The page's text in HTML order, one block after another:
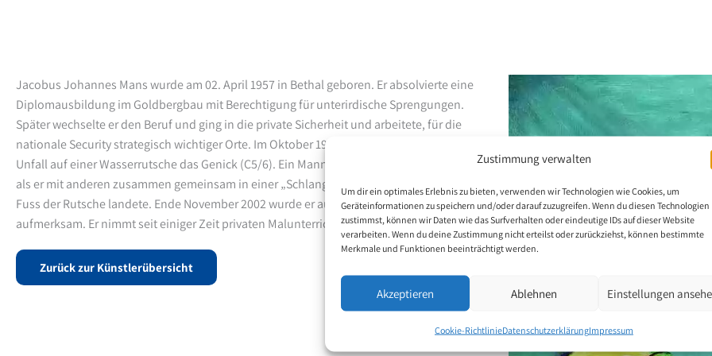
Zustimmung verwalten
Um dir ein optimales Erlebnis zu bieten, verwenden wir Technologien wie Cookies, um
Geräteinformationen zu speichern und/oder darauf zuzugreifen. Wenn du diesen Technologien
zustimmst, können wir Daten wie das Surfverhalten oder eindeutige IDs auf dieser Website
verarbeiten. Wenn du deine Zustimmung nicht erteilst oder zurückziehst, können bestimmte
Merkmale und Funktionen beeinträchtigt werden.
Akzeptieren Ablehnen Einstellungen
Cookie-RichtlinieDatenschutzerklärungImpressum
Jacobus Johannes Mans wurde am 02. April 1957 in Bethal geboren. Er absolvierte eine
Diplomausbildung im Goldbergbau mit Berechtigung für unterirdische Sprengungen.
Später wechselte er den Beruf und ging in die private Sicherheit und arbeitete, für die
nationale Security strategisch wichtiger Orte. Im Oktober 1989 brach er sich bei einem
Unfall auf einer Wasserrutsche das Genick (C5/6). Ein Mann landete auf seinem Nacken
als er mit anderen zusammen gemeinsam in einer „Schlange“ im kleinen Becken am
Fuss der Rutsche landete. Ende November 2002 wurde er auf die Mundmalerei
aufmerksam. Er nimmt seit einiger Zeit privaten Malunterricht.
Zurück zur Künstlerübersicht